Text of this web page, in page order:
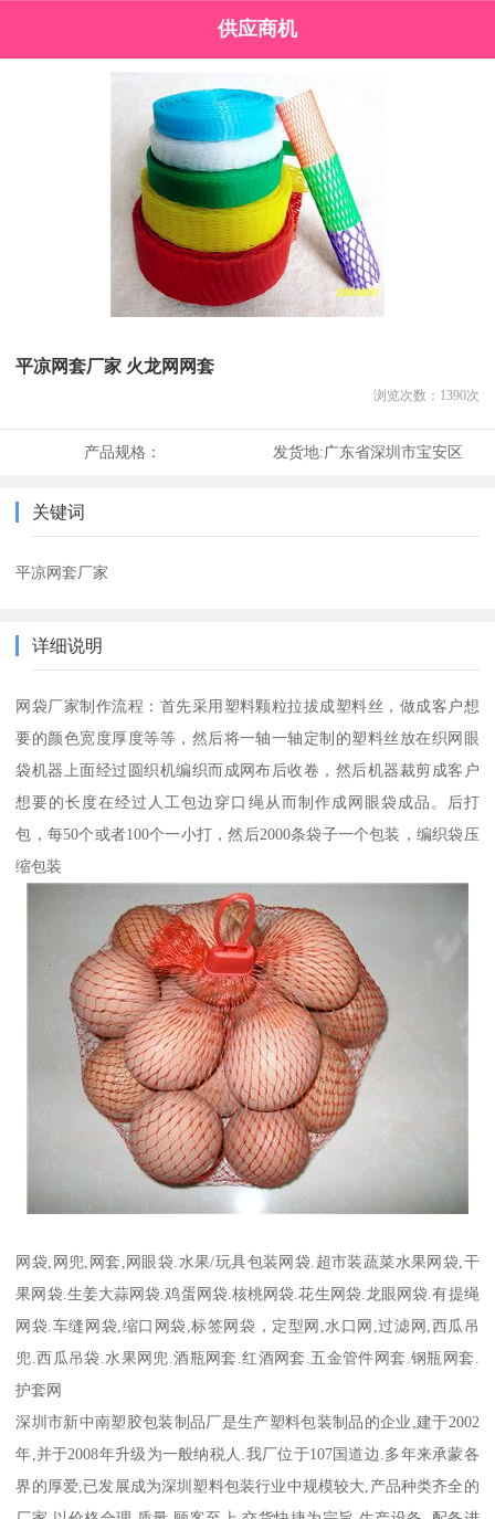
供应商机
平凉网套厂家 火龙网网套
浏览次数： 1390次
产品规格： 发货地:广东省深圳市宝安区
关键词
平凉网套厂家
详细说明
网袋厂家制作流程：首先采用塑料颗粒拉拔成塑料丝，做成客户想
要的颜色宽度厚度等等，然后将一轴一轴定制的塑料丝放在织网眼
袋机器上面经过圆织机编织而成网布后收卷，然后机器裁剪成客户
想要的长度在经过人工包边穿口绳从而制作成网眼袋成品。后打
包，每50个或者100个一小打，然后2000条袋子一个包装，编织袋压
缩包装
网袋,网兜,网套,网眼袋.水果/玩具包装网袋.超市装蔬菜水果网袋,干
果网袋.生姜大蒜网袋.鸡蛋网袋.核桃网袋.花生网袋.龙眼网袋.有提绳
网袋.车缝网袋,缩口网袋,标签网袋，定型网,水口网,过滤网,西瓜吊
兜.西瓜吊袋.水果网兜.酒瓶网套.红酒网套.五金管件网套.钢瓶网套.
护套网
深圳市新中南塑胶包装制品厂是生产塑料包装制品的企业,建于2002
年,并于2008年升级为一般纳税人.我厂位于107国道边.多年来承蒙各
界的厚爱,已发展成为深圳塑料包装行业中规模较大,产品种类齐全的